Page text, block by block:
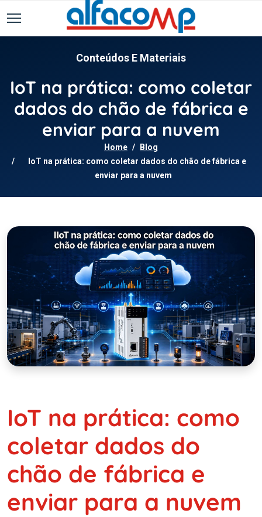
Conteúdos E Materiais
IoT na prática: como coletar
dados do chão de fábrica e
enviar para a nuvem
Home
Blog
IoT na prática: como coletar dados do chão de fábrica e
enviar para a nuvem
IoT na prática: como
coletar dados do
chão de fábrica e
enviar para a nuvem